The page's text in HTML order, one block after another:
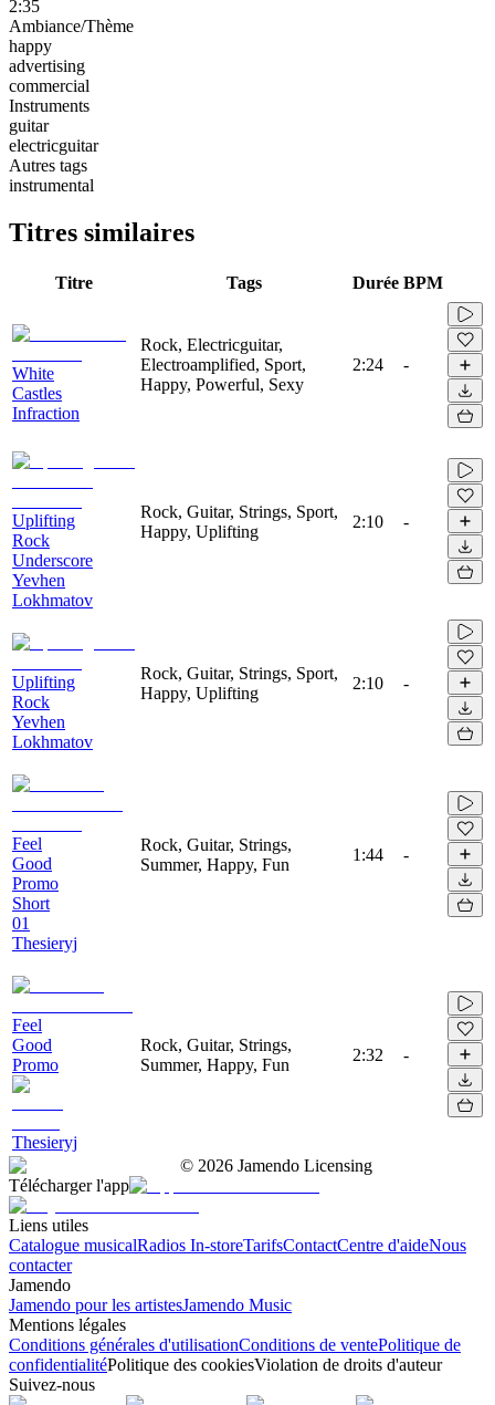
2:35
Ambiance/Thème
happy
advertising
commercial
Instruments
guitar
electricguitar
Autres tags
instrumental
Titres similaires
Titre Tags Durée BPM
White
Castles
Infraction
Rock, Electricguitar,
Electroamplified, Sport,
Happy, Powerful, Sexy
2:24 -
Uplifting
Rock
Underscore
Yevhen
Lokhmatov
Rock, Guitar, Strings, Sport,
Happy, Uplifting
2:10 -
Uplifting
Rock
Yevhen
Lokhmatov
Rock, Guitar, Strings, Sport,
Happy, Uplifting
2:10 -
Feel
Good
Promo
Short
01
Thesieryj
Rock, Guitar, Strings,
Summer, Happy, Fun
1:44 -
Feel
Good
Promo
Thesieryj
Rock, Guitar, Strings,
Summer, Happy, Fun
2:32 -
© 2026 Jamendo Licensing
Télécharger l'app
Liens utiles
Catalogue musicalRadios In-storeTarifsContactCentre d'aideNous
contacter
Jamendo
Jamendo pour les artistesJamendo Music
Mentions légales
Conditions générales d'utilisationConditions de ventePolitique de
confidentialitéPolitique des cookiesViolation de droits d'auteur
Suivez-nous